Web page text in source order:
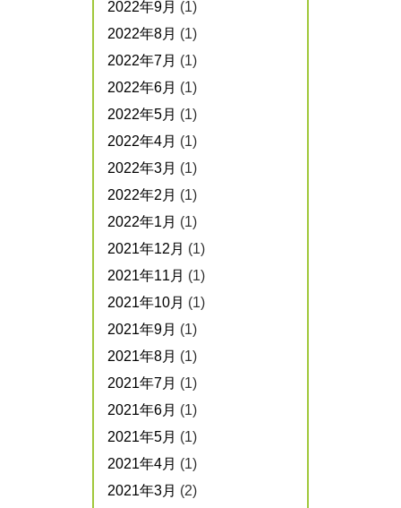
2022年9月 (1)
2022年8月 (1)
2022年7月 (1)
2022年6月 (1)
2022年5月 (1)
2022年4月 (1)
2022年3月 (1)
2022年2月 (1)
2022年1月 (1)
2021年12月 (1)
2021年11月 (1)
2021年10月 (1)
2021年9月 (1)
2021年8月 (1)
2021年7月 (1)
2021年6月 (1)
2021年5月 (1)
2021年4月 (1)
2021年3月 (2)